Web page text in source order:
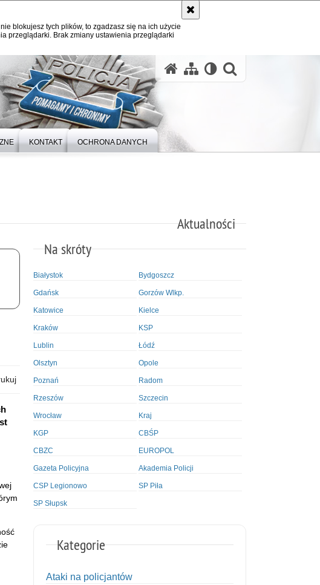
blokujesz tych plików, to zgadzasz się na ich użycie
przeglądarki. Brak zmiany ustawienia przeglądarki
KONTAKT OCHRONA DANYCH
Aktualności
Na skróty
Białystok Bydgoszcz
Gdańsk Gorzów Wlkp.
Katowice Kielce
Kraków KSP
Lublin Łódź
Olsztyn Opole
Poznań Radom
Rzeszów Szczecin
Wrocław Kraj
KGP CBŚP
CBZC EUROPOL
Gazeta Policyjna Akademia Policji
CSP Legionowo SP Piła
SP Słupsk
Kategorie
Ataki na policjantów